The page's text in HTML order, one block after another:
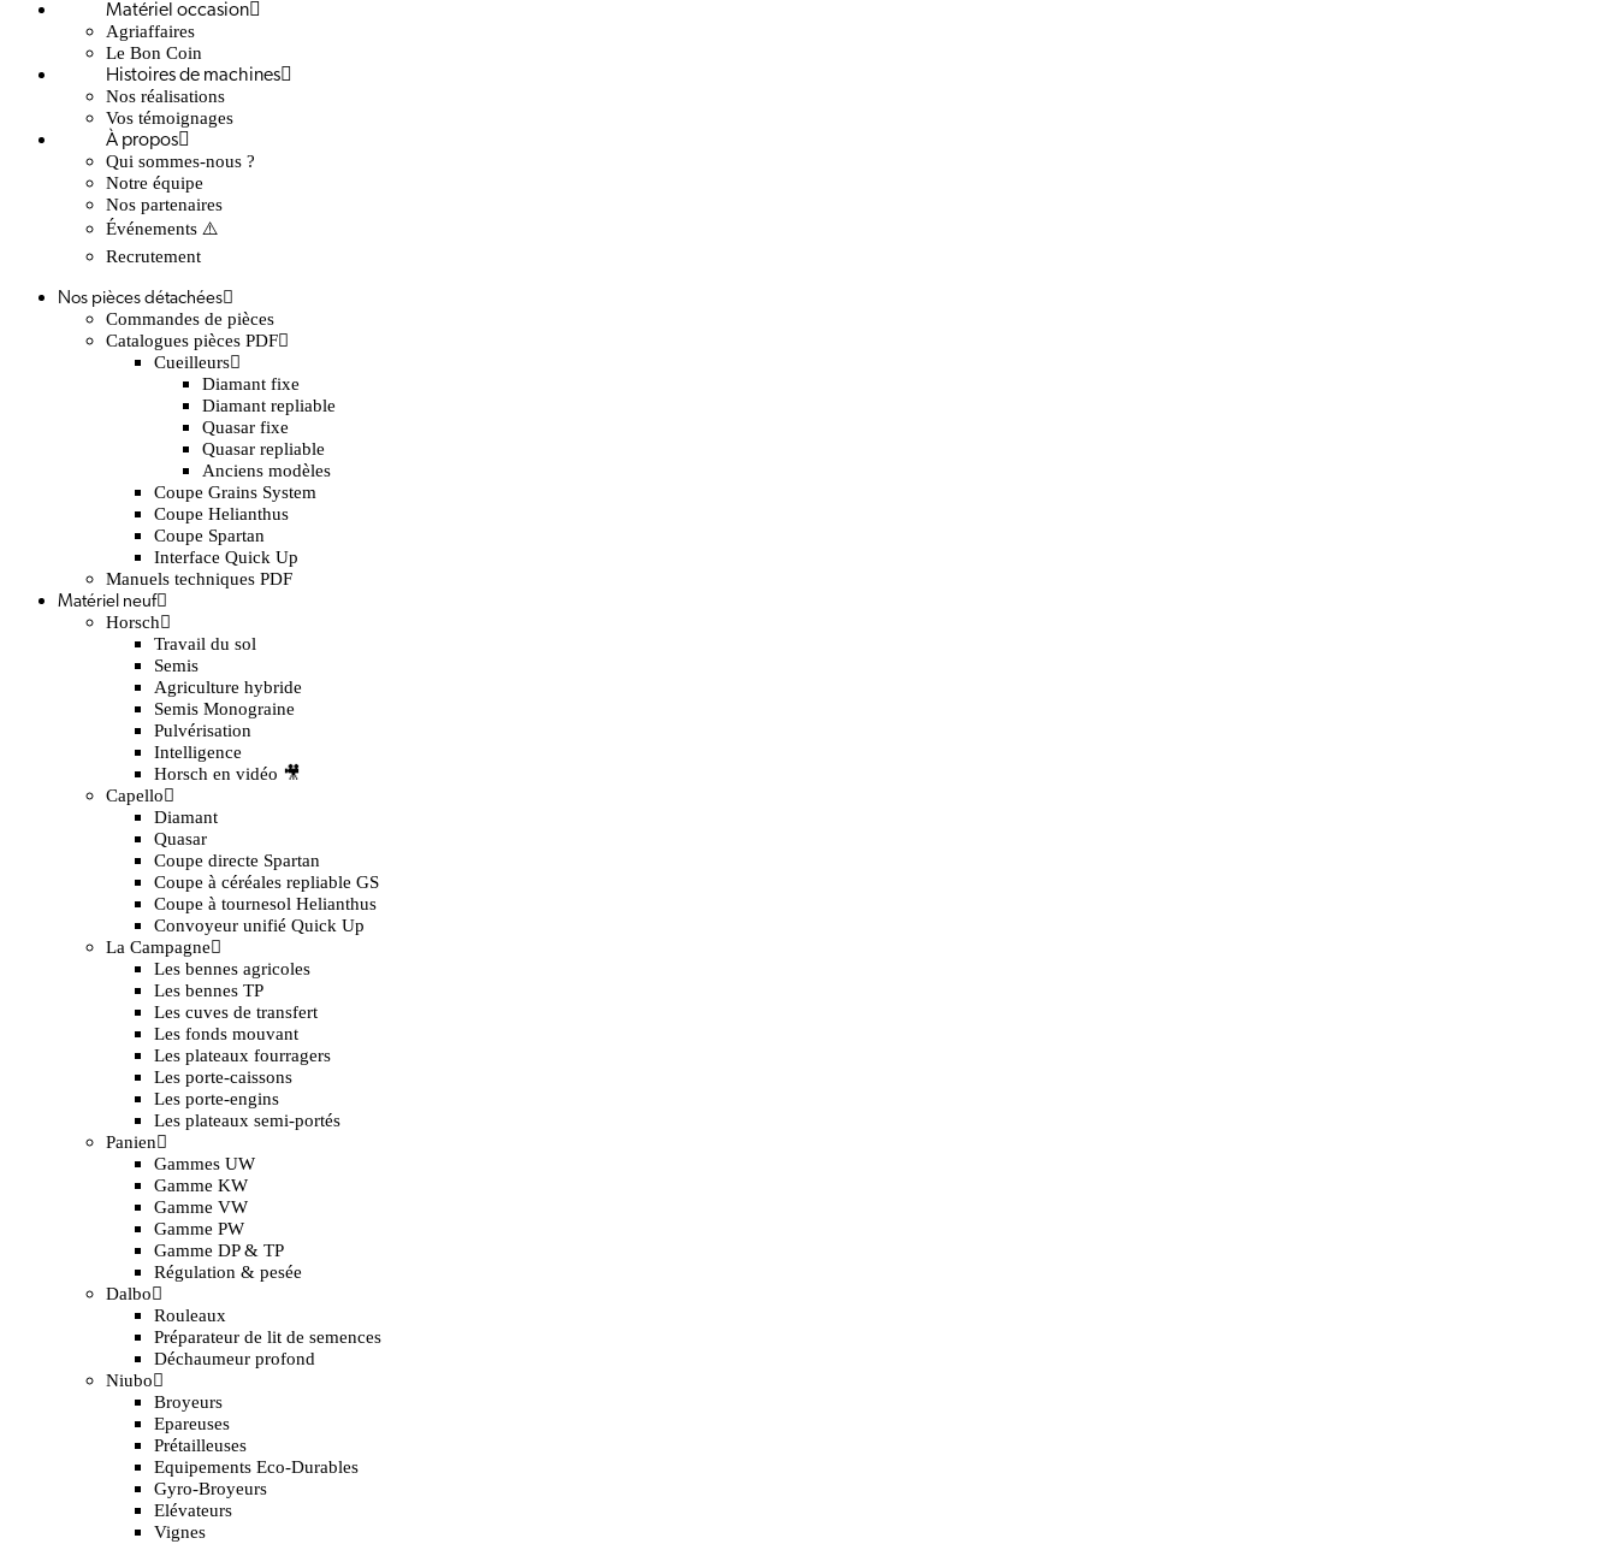
Matériel occasion
Agriaffaires
Le Bon Coin
Histoires de machines
Nos réalisations
Vos témoignages
À propos
Qui sommes-nous ?
Notre équipe
Nos partenaires
Événements ⚠️
Recrutement
Nos pièces détachées
Commandes de pièces
Catalogues pièces PDF
Cueilleurs
Diamant fixe
Diamant repliable
Quasar fixe
Quasar repliable
Anciens modèles
Coupe Grains System
Coupe Helianthus
Coupe Spartan
Interface Quick Up
Manuels techniques PDF
Matériel neuf
Horsch
Travail du sol
Semis
Agriculture hybride
Semis Monograine
Pulvérisation
Intelligence
Horsch en vidéo 🎥
Capello
Diamant
Quasar
Coupe directe Spartan
Coupe à céréales repliable GS
Coupe à tournesol Helianthus
Convoyeur unifié Quick Up
La Campagne
Les bennes agricoles
Les bennes TP
Les cuves de transfert
Les fonds mouvant
Les plateaux fourragers
Les porte-caissons
Les porte-engins
Les plateaux semi-portés
Panien
Gammes UW
Gamme KW
Gamme VW
Gamme PW
Gamme DP & TP
Régulation & pesée
Dalbo
Rouleaux
Préparateur de lit de semences
Déchaumeur profond
Niubo
Broyeurs
Epareuses
Prétailleuses
Equipements Eco-Durables
Gyro-Broyeurs
Elévateurs
Vignes